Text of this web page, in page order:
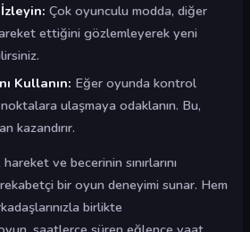
Çok oyunculu modda, diğer
ettiğini gözlemleyerek yeni
Kullanın: Eğer oyunda kontrol
ulaşmaya odaklanın. Bu,
kazandırır.
ve becerinin sınırlarını
bir oyun deneyimi sunar. Hem
birlikte